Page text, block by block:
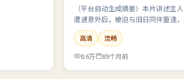
（平台自动生成摘要）本片讲述主
遭遇意外后，被迫与旧日同伴重逢
压力下完成自我救赎。关键词：动漫
群像。
高清
流畅
8.6万
89个月前